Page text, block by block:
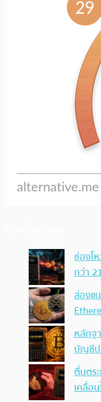
ช่องโ
กว่า
ส่องแ
หลักฐ
บัญชีป
ตื่นตร
เคลื่อ